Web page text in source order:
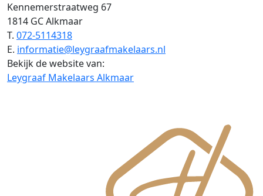
Kennemerstraatweg 67
1814 GC Alkmaar
T. 072-5114318
E. informatie@leygraafmakelaars.nl
Bekijk de website van:
Leygraaf Makelaars Alkmaar